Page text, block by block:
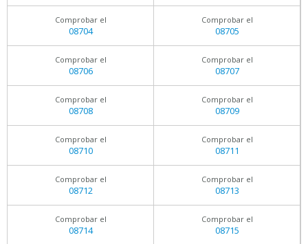
Comprobar el
08704
Comprobar el
08705
Comprobar el
08706
Comprobar el
08707
Comprobar el
08708
Comprobar el
08709
Comprobar el
08710
Comprobar el
08711
Comprobar el
08712
Comprobar el
08713
Comprobar el
08714
Comprobar el
08715